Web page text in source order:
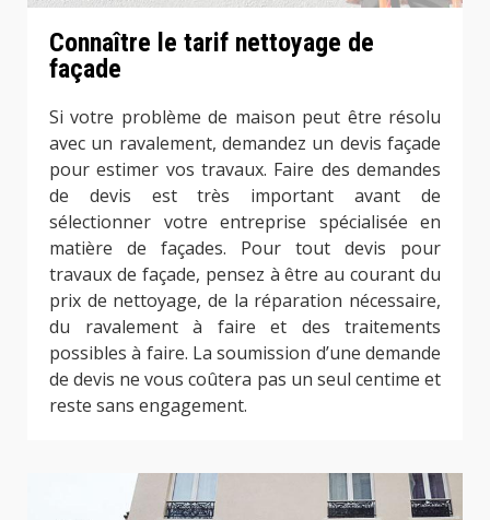
Connaître le tarif nettoyage de
façade
Si votre problème de maison peut être résolu
avec un ravalement, demandez un devis façade
pour estimer vos travaux. Faire des demandes
de devis est très important avant de
sélectionner votre entreprise spécialisée en
matière de façades. Pour tout devis pour
travaux de façade, pensez à être au courant du
prix de nettoyage, de la réparation nécessaire,
du ravalement à faire et des traitements
possibles à faire. La soumission d’une demande
de devis ne vous coûtera pas un seul centime et
reste sans engagement.